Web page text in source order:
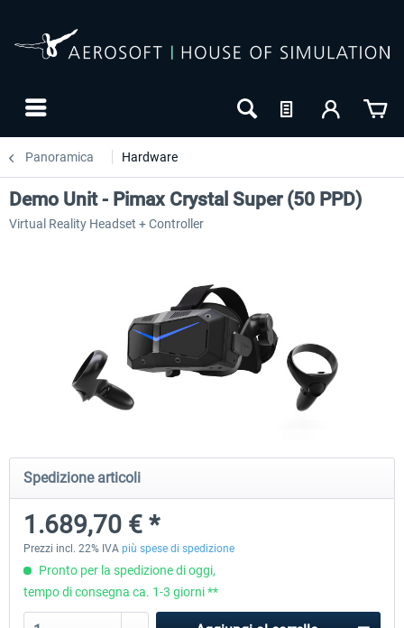
Panoramica Hardware
Honeycomb - Flight Sim USB Hub
51,25 € *
Demo Unit - Pimax Crystal Super (50 PPD)
Virtual Reality Headset + Controller
Spedizione articoli
1.689,70 € *
Prezzi incl. 22% IVA più spese di spedizione
Pronto per la spedizione di oggi,
tempo di consegna ca. 1-3 giorni **